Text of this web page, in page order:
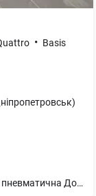
• Basis
Додаткове обладнання: Підвіска адаптивна пневматична Додатковий захисний піддон двигуна Кермо 3-спицеве шкіряне з підігрівом Бампери у колір кузова Диски 5 рукавів 9Jx20 шини 275/50 R20 Підігрів передніх сидінь Дзеркало внутрішнє з автом. затемненням безрамне Підлокітник централ. передній комфортний Захист від пилу додатковий Дзеркала з пам’яттю і автом. затемненням з обох боків, електричним налаштуванням, підігрівом та складанням. Клімат-контроль 4-зональний Audi virtual cockpit plus Світлодіодне освітлення зони посадки спереду і ззаду. Подовжена гарантія додатково 2 роки або 120 000 км Органи управління глянцево-чорні з тактильним зв^язком та алюмінієвою оптикою в інтер^єрі. Система попередж. про зміну смуги руху вкл. Audi pre sense rear, асистент безпечного виходу та асистент виїзду заднім ходом. Пакет-асистент Паркування вкл. камери кругового огляду. Комфортний ключ з сенсорним відмиканням кришки багажника Сидіння передні з пам’яттю та з електрорегулюванням; з функцією пам’яті для обох передніх сидінь. Світлодіодні матричні фари Світлодіодна матрична технологія Audi Matrix Фонова підсвітка plus Засклення акустичне бічних вікон посилена шумоізоляція салону завдяки двошаровому склу Пакет Бізнес - сервопривід зачинення дверей - Audi smartphone interface - Audi phone box light - рульова колонка з електроприводом регулювання - відсутність позначень моделі, технології на потужності на багажнику - 2 роз’єми USB-С з можливістю заряджання у задній частині салону, 2 роз’єми USB-С у 1-му ряді сидінь - шторка сонцезахисна з електроприводом для задніх бокових вікон, з ручним приводом для заднього скла.